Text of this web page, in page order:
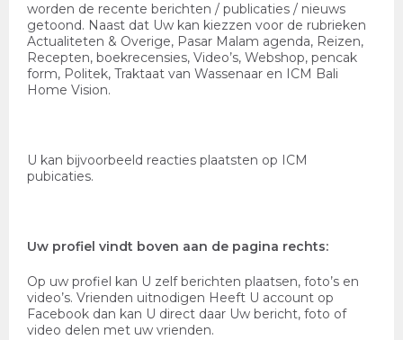
worden de recente berichten / publicaties / nieuws
getoond. Naast dat Uw kan kiezzen voor de rubrieken
Actualiteten & Overige, Pasar Malam agenda, Reizen,
Recepten, boekrecensies, Video’s, Webshop, pencak
form, Politek, Traktaat van Wassenaar en ICM Bali
Home Vision.
U kan bijvoorbeeld reacties plaatsten op ICM
pubicaties.
Uw profiel vindt boven aan de pagina rechts:
Op uw profiel kan U zelf berichten plaatsen, foto’s en
video’s. Vrienden uitnodigen Heeft U account op
Facebook dan kan U direct daar Uw bericht, foto of
video delen met uw vrienden.